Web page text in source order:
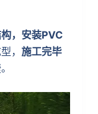
，安装PVC
， 施工完毕